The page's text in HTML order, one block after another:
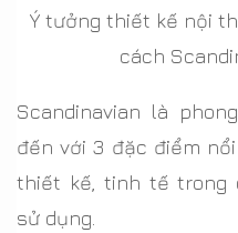
Ý tưởng thiết kế nội
cách
Scandinavian là
đến với 3 đặc điểm
thiết kế, tinh tế trong
sử dụng.